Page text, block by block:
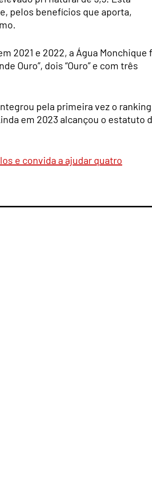
pelos benefícios que aporta,
2021 e 2022, a Água Monchique
Ouro”, dois “Ouro” e com três
pela primeira vez o ranking
em 2023 alcançou o estatuto
e convida a ajudar quatro